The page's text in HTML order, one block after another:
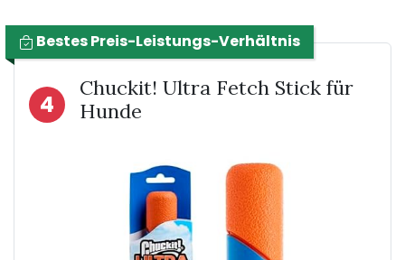
Bestes Preis-Leistungs-Verhältnis
4
Chuckit! Ultra Fetch Stick für
Hunde